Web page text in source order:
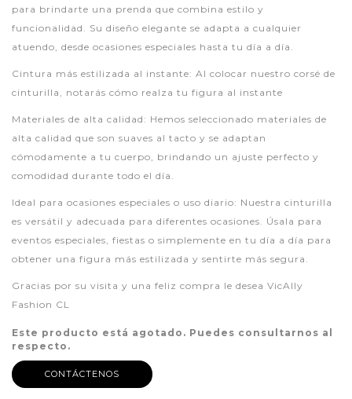
para brindarte una prenda que combina estilo y
funcionalidad. Su diseño elegante se adapta a cualquier
atuendo, desde ocasiones especiales hasta tu día a día.
Cintura más estilizada al instante: Al colocar nuestro corsé de
cinturilla, notarás cómo realza tu figura al instante
Materiales de alta calidad: Hemos seleccionado materiales de
alta calidad que son suaves al tacto y se adaptan
cómodamente a tu cuerpo, brindando un ajuste perfecto y
comodidad durante todo el día.
Ideal para ocasiones especiales o uso diario: Nuestra cinturilla
es versátil y adecuada para diferentes ocasiones. Úsala para
eventos especiales, fiestas o simplemente en tu día a día para
obtener una figura más estilizada y sentirte más segura.
Gracias por su visita y una feliz compra le desea VicAlly
Fashion CL
Este producto está agotado. Puedes consultarnos al
respecto.
CONTÁCTENOS